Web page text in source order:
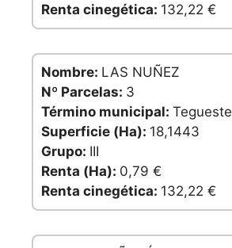
Renta cinegética: 132,22 €
Nombre: LAS NUÑEZ
Nº Parcelas: 3
Término municipal: Tegueste
Superficie (Ha): 18,1443
Grupo: III
Renta (Ha): 0,79 €
Renta cinegética: 132,22 €